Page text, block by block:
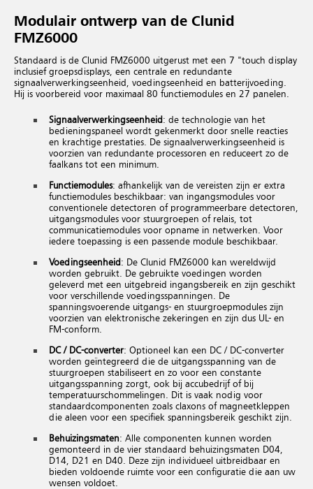
Modulair ontwerp van de Clunid
FMZ6000
Standaard is de Clunid FMZ6000 uitgerust met een 7 "touch display
inclusief groepsdisplays, een centrale en redundante
signaalverwerkingseenheid, voedingseenheid en batterijvoeding.
Hij is voorbereid voor maximaal 80 functiemodules en 27 panelen.
Signaalverwerkingseenheid : de technologie van het
bedieningspaneel wordt gekenmerkt door snelle reacties
en krachtige prestaties. De signaalverwerkingseenheid is
voorzien van redundante processoren en reduceert zo de
faalkans tot een minimum.
Functiemodules: afhankelijk van de vereisten zijn er extra
functiemodules beschikbaar: van ingangsmodules voor
conventionele detectoren of programmeerbare detectoren,
uitgangsmodules voor stuurgroepen of relais, tot
communicatiemodules voor opname in netwerken. Voor
iedere toepassing is een passende module beschikbaar.
Voedingseenheid : De Clunid FMZ6000 kan wereldwijd
worden gebruikt. De gebruikte voedingen worden
geleverd met een uitgebreid ingangsbereik en zijn geschikt
voor verschillende voedingsspanningen. De
spanningsvoerende uitgangs- en stuurgroepmodules zijn
voorzien van elektronische zekeringen en zijn dus UL- en
FM-conform.
DC / DC-converter: Optioneel kan een DC / DC-converter
worden geïntegreerd die de uitgangsspanning van de
stuurgroepen stabiliseert en zo voor een constante
uitgangsspanning zorgt, ook bij accubedrijf of bij
temperatuurschommelingen. Dit is vaak nodig voor
standaardcomponenten zoals claxons of magneetkleppen
die aleen voor een specifiek spanningsbereik geschikt zijn.
Behuizingsmaten: Alle componenten kunnen worden
gemonteerd in de vier standaard behuizingsmaten D04,
D14, D21 en D40. Deze zijn individueel uitbreidbaar en
bieden voldoende ruimte voor een configuratie die aan uw
wensen voldoet.